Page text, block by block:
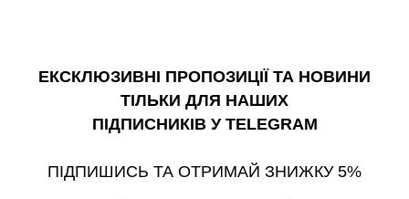
ЕКСКЛЮЗИВНІ ПРОПОЗИЦІЇ ТА НОВИНИ
ТІЛЬКИ ДЛЯ НАШИХ
ПІДПИСНИКІВ У TELEGRAM
ПІДПИШИСЬ ТА ОТРИМАЙ ЗНИЖКУ 5%